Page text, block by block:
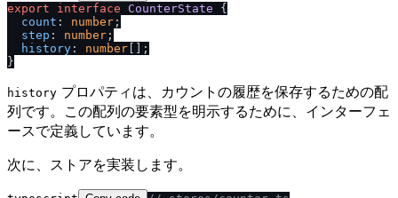
export
interface CounterState {
count : number ;
step : number ;
history : number [];
history プロパティは、カウントの履歴を保存するための配
列です。この配列の要素型を明示するために、インターフェ
ースで定義しています。
次に、ストアを実装します。